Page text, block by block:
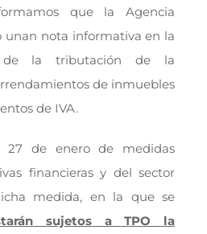
que la Agencia
unan nota informativa en la
la tributación de la
de inmuebles
de IVA.
27 de enero de medidas
financieras y del sector
medida, en la que se
sujetos a TPO la